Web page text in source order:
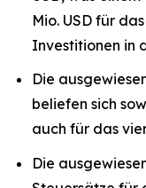
Mio. USD für
Investitionen in
Die
beliefen sich
auch für das
Die